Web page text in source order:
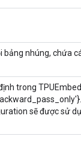
bảng nhúng, chứa
trong
sẽ được sử